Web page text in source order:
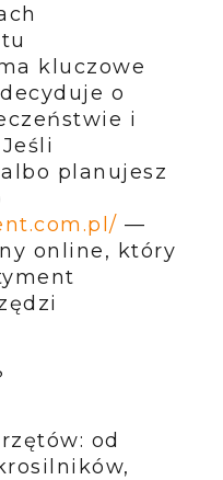
kluczowe
o
i
planujesz
—
online, który
od